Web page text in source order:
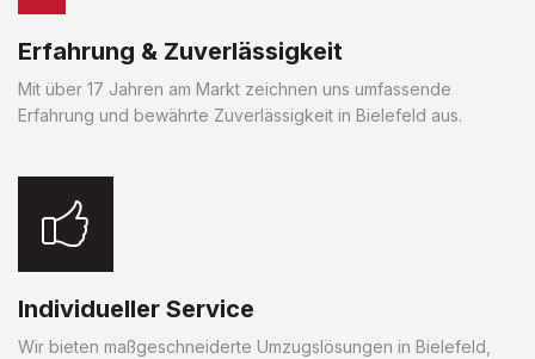
Erfahrung & Zuverlässigkeit
Mit über 17 Jahren am Markt zeichnen uns umfassende
Erfahrung und bewährte Zuverlässigkeit in Bielefeld aus.
Individueller Service
Wir bieten maßgeschneiderte Umzugslösungen in Bielefeld,